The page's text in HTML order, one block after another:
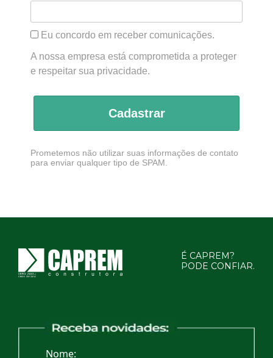
Eu concordo em receber comunicações.
A nossa empresa está comprometida a proteger
e respeitar sua privacidade.
Cadastrar
Prometemos não utilizar suas informações de contato
para enviar qualquer tipo de SPAM.
É CAPREM?
PODE CONFIAR.